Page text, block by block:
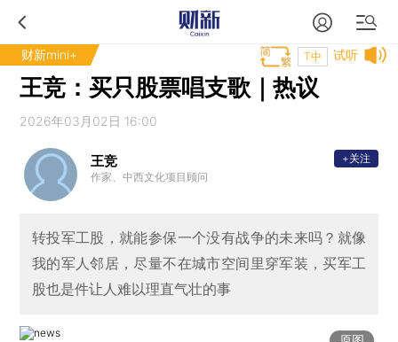
财新mini+ 试听
T中
王竞：买只股票唱支歌｜热议
2026年03月02日 16:00
王竞
作家、中西文化项目顾问
+关注
转投军工股，就能参保一个没有战争的未来吗？就像
我的军人邻居，尽量不在城市空间里穿军装，买军工
股也是件让人难以理直气壮的事